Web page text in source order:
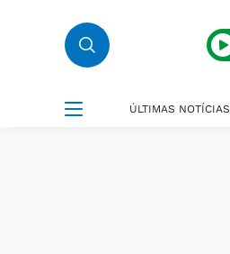
ÚLTIMAS NOTÍCIAS